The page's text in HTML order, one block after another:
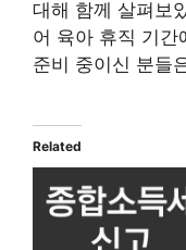
대해 함께 살펴보
어 육아 휴직 기간
준비 중이신 분들
Related